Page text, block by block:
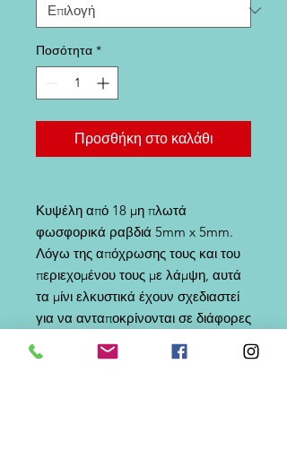
Ποσότητα *
Προσθήκη στο καλάθι
Κυψέλη από 18 μη πλωτά
φωσφορικά ραβδιά 5mm x 5mm.
Λόγω της απόχρωσης τους και του
περιεχομένου τους με λάμψη, αυτά
τα μίνι ελκυστικά έχουν σχεδιαστεί
για να ανταποκρίνονται σε διάφορες
συνθήκες αλιείας, χρώμα νερού,
δυσπιστία, στιγμές φρενίτιδας στην